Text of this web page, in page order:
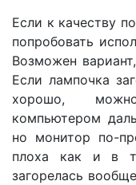
Если к качеству
попробовать
Возможен
Если лампочка
хорошо,
компьютером
но монитор по-
плоха как и в
загорелась